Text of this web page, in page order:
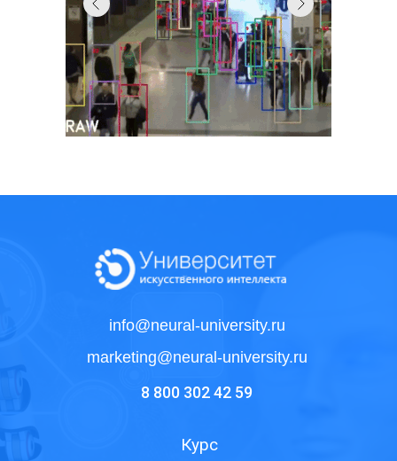
info@neural-university.ru
marketing@neural-university.ru
8 800 302 42 59
Курс